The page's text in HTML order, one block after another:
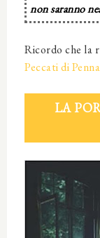
non saranno
Ricordo che la
Peccati di
LA